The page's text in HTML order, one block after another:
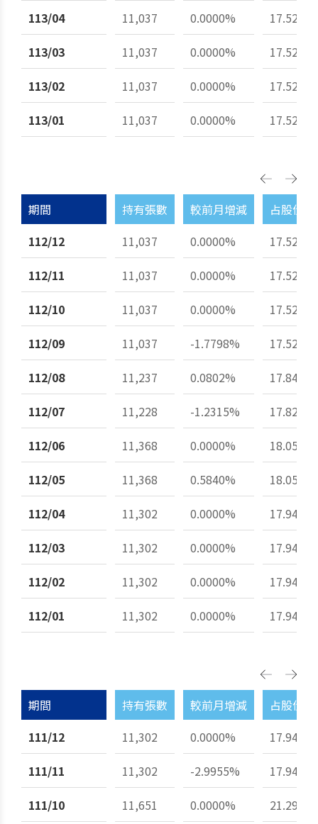
113/04 11,037 0.0000%
17.52%
113/03
11,037 0.0000%
17.52%
113/02
11,037 0.0000%
17.52%
113/01
11,037 0.0000% 17.52%
期間 持有張數 較前月增減
占股份
112/12
11,037 0.0000%
17.52%
112/11
11,037 0.0000%
17.52%
112/10
11,037 0.0000%
17.52%
112/09
11,037 -1.7798%
17.52%
112/08
11,237 0.0802%
17.84%
112/07
11,228 -1.2315%
17.82%
112/06
11,368 0.0000%
18.05%
112/05
11,368 0.5840%
18.05%
112/04
11,302 0.0000%
17.94%
112/03
11,302 0.0000%
17.94%
112/02
11,302 0.0000%
17.94%
112/01
11,302 0.0000% 17.94%
期間 持有張數 較前月增減
占股份
111/12
11,302 0.0000%
17.94%
111/11
11,302 -2.9955%
17.94%
111/10
11,651 0.0000%
21.29%